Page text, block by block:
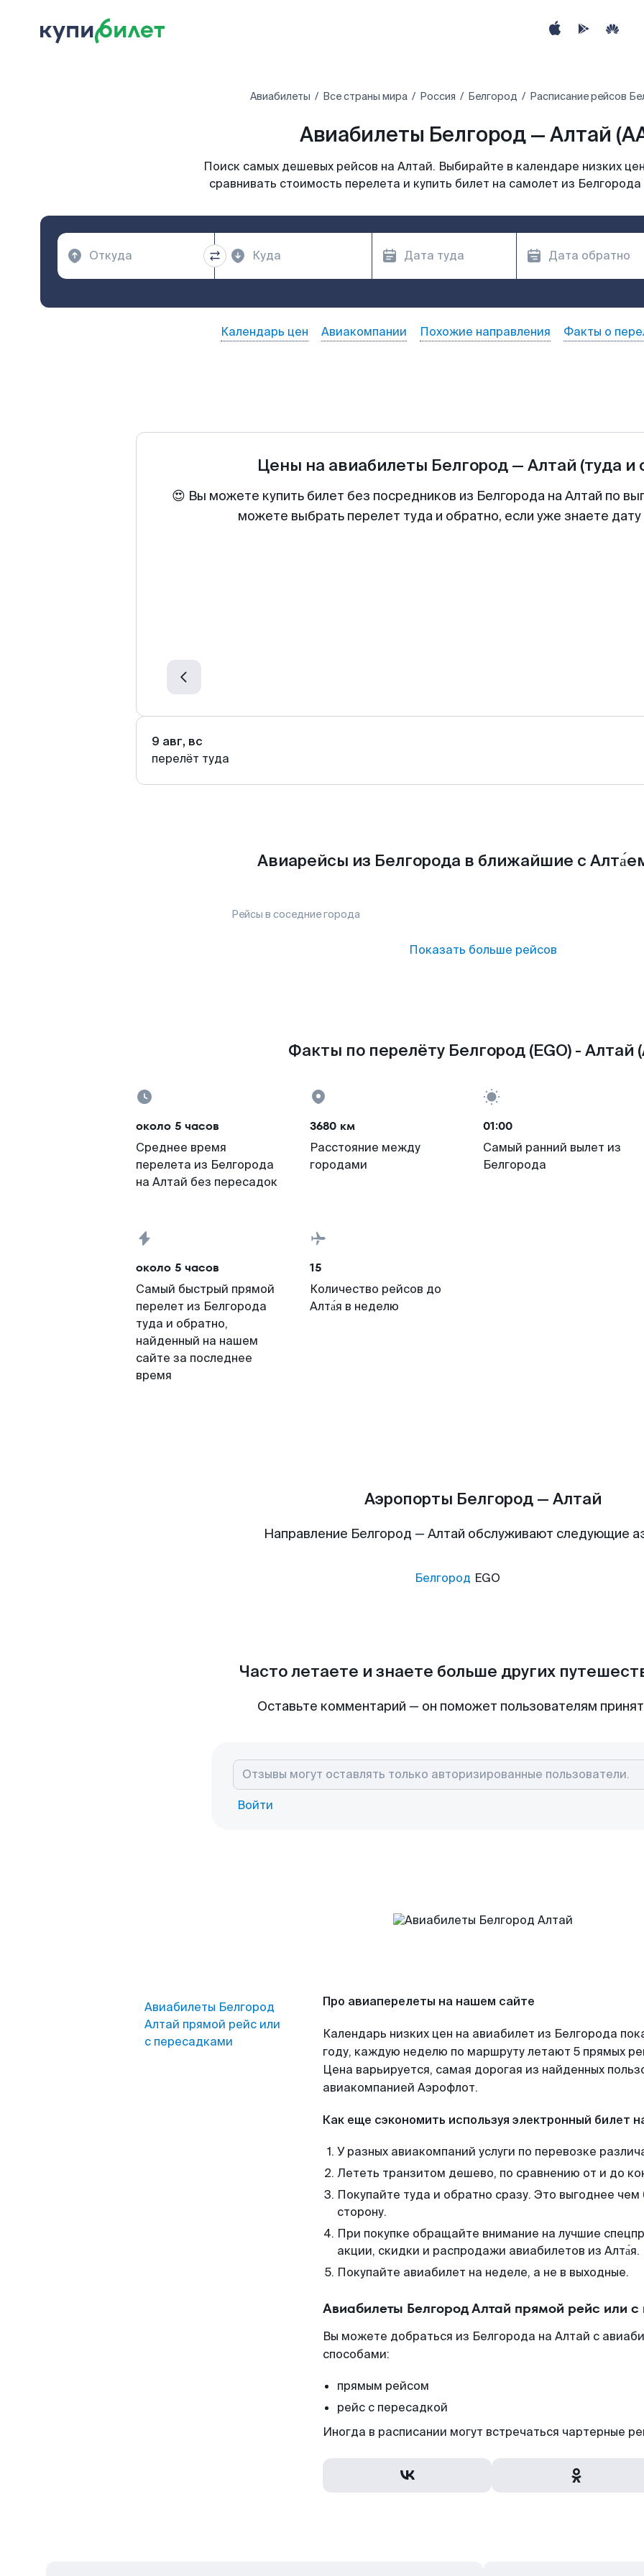
Авиабилеты Все страны мира Россия Белгород Расписание рейсов
Авиабилеты Белгород — Алтай
Поиск самых дешевых рейсов на Алтай. Выбирайте в календаре низких
сравнивать стоимость перелета и купить билет на самолет из
Календарь цен Авиакомпании Похожие направления Факты о
Цены на авиабилеты Белгород — Алтай (туда и
😍 Вы можете купить билет без посредников из Белгорода на Алтай по
можете выбрать перелет туда и обратно, если уже знаете
9 авг, вс
перелёт туда
Авиарейсы из Белгорода в ближайшие с
Рейсы в соседние города
Показать больше рейсов
Факты по перелёту Белгород (EGO) - Алтай
около 5 часов
Среднее время
перелета из Белгорода
на Алтай без пересадок
3680 км
Расстояние между
городами
01:00
Самый ранний вылет из
Белгорода
около 5 часов
Самый быстрый прямой
перелет из Белгорода
туда и обратно,
найденный на нашем
сайте за последнее
время
15
Количество рейсов до
Алта́я в неделю
Аэропорты Белгород — Алтай
Направление Белгород — Алтай обслуживают следующие
Белгород EGO
Часто летаете и знаете больше других
Оставьте комментарий — он поможет пользователям
Войти
Авиабилеты Белгород
Алтай прямой рейс или
с пересадками
Про авиаперелеты на нашем сайте
Календарь низких цен на авиабилет из Белгорода
году, каждую неделю по маршруту летают 5 прямых
Цена варьируется, самая дорогая из найденных
авиакомпанией Аэрофлот.
Как еще сэкономить используя электронный билет
У разных авиакомпаний услуги по перевозке
Лететь транзитом дешево, по сравнению от и до
Покупайте туда и обратно сразу. Это выгоднее
сторону.
При покупке обращайте внимание на лучшие
акции, скидки и распродажи авиабилетов из Алта́я.
Покупайте авиабилет на неделе, а не в выходные.
Авиабилеты Белгород Алтай прямой рейс или
Вы можете добраться из Белгорода на Алтай с
способами:
прямым рейсом
рейс с пересадкой
Иногда в расписании могут встречаться чартерные